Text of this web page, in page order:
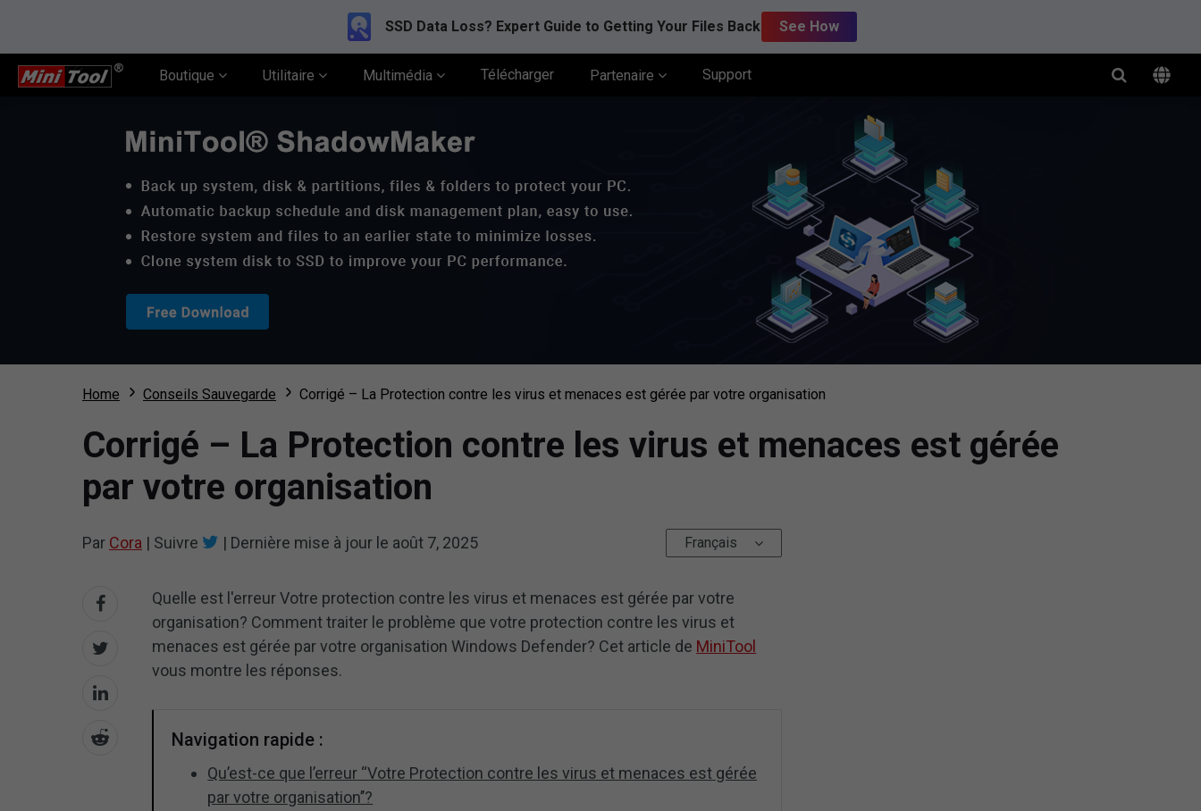
SSD Data Loss? Expert Guide to Getting Your Files Back See How
Boutique Utilitaire Multimédia Télécharger Partenaire Support
Home Conseils Sauvegarde Corrigé – La Protection contre les virus et menaces est gérée par votre organisation
Corrigé – La Protection contre les virus et menaces est gérée
par votre organisation
Par Cora | Suivre | Dernière mise à jour le août 7, 2025 Français
Quelle est l'erreur Votre protection contre les virus et menaces est gérée par votre
organisation? Comment traiter le problème que votre protection contre les virus et
menaces est gérée par votre organisation Windows Defender? Cet article de MiniTool
vous montre les réponses.
Navigation rapide :
Qu’est-ce que l’erreur “Votre Protection contre les virus et menaces est gérée
par votre organisation’’?